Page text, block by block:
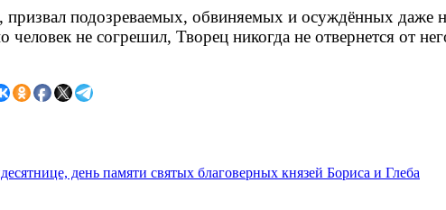
подозреваемых, обвиняемых и осуждённых даже
не согрешил, Творец никогда не отвернется от
день памяти святых благоверных князей Бориса и Глеба